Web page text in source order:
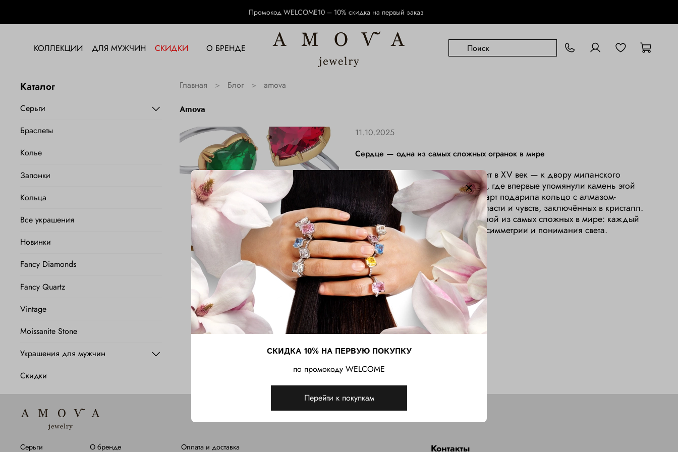
Промокод WELCOME10 – 10% скидка на первый заказ
КОЛЛЕКЦИИ ДЛЯ МУЖЧИН СКИДКИ О БРЕНДЕ
Главная Блог amova
amova
Сердце — одна из самых сложных огранок в мире
История огранки «сердце» уходит в XV век — к двору миланского
герцога Галеаццо Мария Сфорца, где впервые упомянули камень этой
формы. Через сто лет Мария Стюарт подарила кольцо с алмазом-
сердцем Елизавете I — символ власти и чувств, заключённых в кристалл.
Сегодня эта огранка остаётся одной из самых сложных в мире: каждый
миллиметр требует безупречной симметрии и понимания света.
11.10.2025
Каталог
Серьги
Браслеты
Колье
Запонки
Кольца
Все украшения
Новинки
Fancy Diamonds
Fancy Quartz
Vintage
Moissanite Stone
Украшения для мужчин
Скидки
Серьги О бренде Оплата и доставка Контакты
СКИДКА 10% НА ПЕРВУЮ ПОКУПКУ
по промокоду WELCOME
Перейти к покупкам